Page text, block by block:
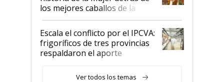
los mejores caballos de la
Argentina y los mitos que
todavía hacen sufrir a estos
animales: "Mientras me
descalificaban, yo seguí
haciendo currículum"
Escala el conflicto por el IPCVA:
frigoríficos de tres provincias
respaldaron el aporte
Ver todos los temas